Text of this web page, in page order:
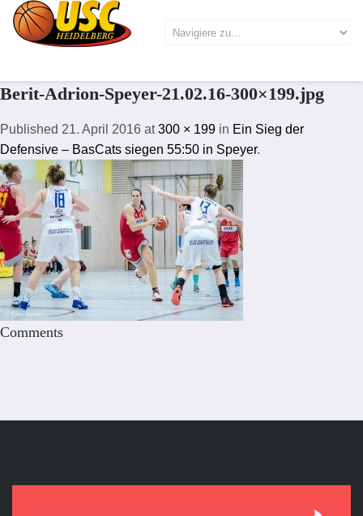
Berit-Adrion-Speyer-21.02.16-300×199.jpg
Published 21. April 2016 at300 × 199 in Ein Sieg der
Defensive – BasCats siegen 55:50 in Speyer.
Comments